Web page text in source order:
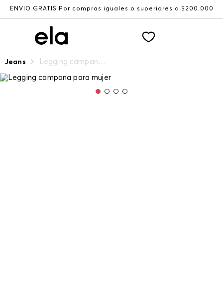
ENVÍO GRATIS Por compras iguales o superiores a $200.000
Jeans Legging campana para mujer